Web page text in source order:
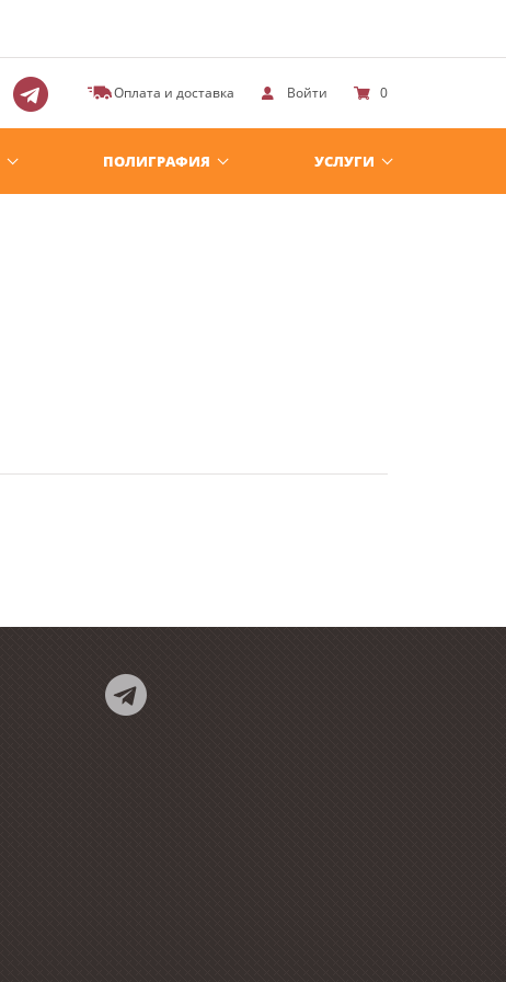
Оплата и доставка Войти 0
ПОЛИГРАФИЯ УСЛУГИ